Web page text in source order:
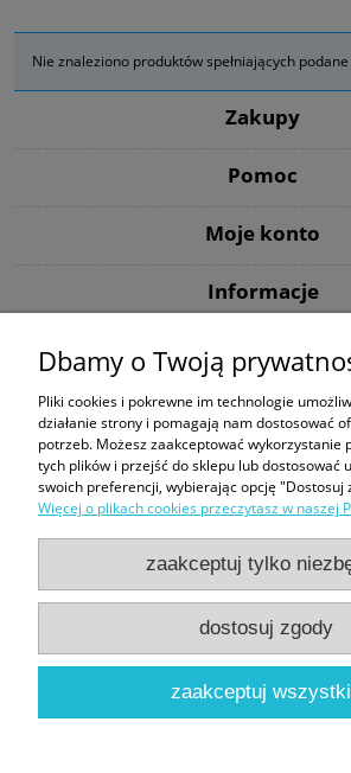
Nie znaleziono produktów spełniających
Zakupy
Pomoc
Moje konto
Informacje
Dziękujemy, że wybraliście DiveMarket.pl. Jeżeli w
zamówienia lub jego realizacji pojawią się jakieś
kontaktu.
Tecline|Maski ze szkłami korekcyjnymi|
Butla 300 bar|Bojka dekompresyjna|
Formy płatności:
Sklep nurkowy Warszawa | DiveMarket.pl | ul.
biuro@divemarket.pl|575440545
REGON: 362696395
Dbamy o Twoją
Pliki cookies i pokrewne im technologie
działanie strony i pomagają nam dostosować
potrzeb. Możesz zaakceptować wykorzystanie
tych plików i przejść do sklepu lub dostosować
swoich preferencji, wybierając opcję "Dostosuj
Więcej o plikach cookies przeczytasz w naszej
zaakceptuj tylko
dostosuj zgody
zaakceptuj